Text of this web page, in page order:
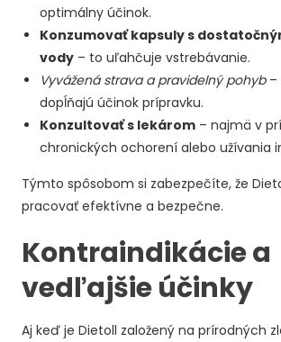
optimálny účinok.
Konzumovať kapsuly s
vody – to uľahčuje vstrebávanie.
Vyvážená strava a pravidelný pohyb–
dopĺňajú účinok prípravku.
Konzultovať s lekárom – najmä v
chronických ochorení alebo užívania
Týmto spôsobom si zabezpečíte, že
pracovať efektívne a bezpečne.
Kontraindikácie a
vedľajšie účinky
Aj keď je Dietoll založený na prírodných